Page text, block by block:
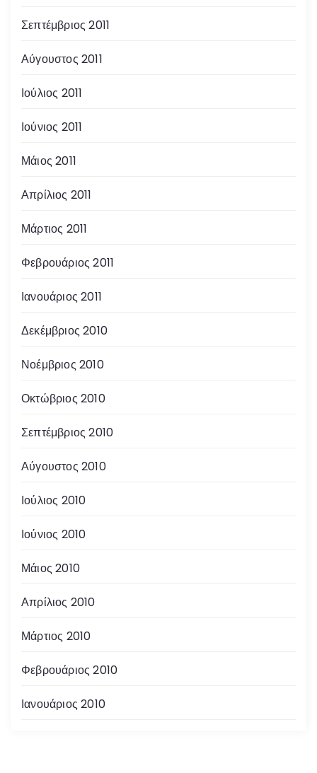
Σεπτέμβριος 2011
Αύγουστος 2011
Ιούλιος 2011
Ιούνιος 2011
Μάιος 2011
Απρίλιος 2011
Μάρτιος 2011
Φεβρουάριος 2011
Ιανουάριος 2011
Δεκέμβριος 2010
Νοέμβριος 2010
Οκτώβριος 2010
Σεπτέμβριος 2010
Αύγουστος 2010
Ιούλιος 2010
Ιούνιος 2010
Μάιος 2010
Απρίλιος 2010
Μάρτιος 2010
Φεβρουάριος 2010
Ιανουάριος 2010